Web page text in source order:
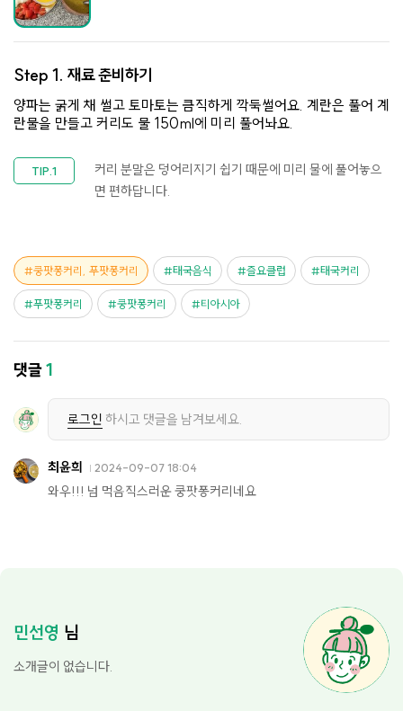
Step 1. 재료 준비하기
양파는 굵게 채 썰고 토마토는 큼직하게 깍둑썰어요. 계란은 풀어 계
란물을 만들고 커리도 물 150ml에 미리 풀어놔요.
커리 분말은 덩어리지기 쉽기 때문에 미리 물에 풀어놓으
면 편하답니다.
쿵팟퐁커리, 푸팟퐁커리 태국음식 즐요클럽 태국커리
푸팟퐁커리 쿵팟퐁커리 티아시아
댓글1
로그인 하시고 댓글을 남겨보세요.
최윤희 2024-09-07 18:04
와우!!! 넘 먹음직스러운 쿵팟퐁커리네요
민선영 님
소개글이 없습니다.